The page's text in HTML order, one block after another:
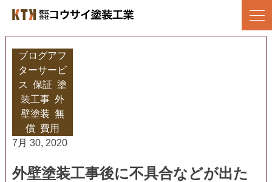
content
ブログアフ
ターサービ
ス , 保証, 塗
装工事, 外
壁塗装, 無
償, 費用
7月 30, 2020
外壁塗装工事後に不具合などが出た